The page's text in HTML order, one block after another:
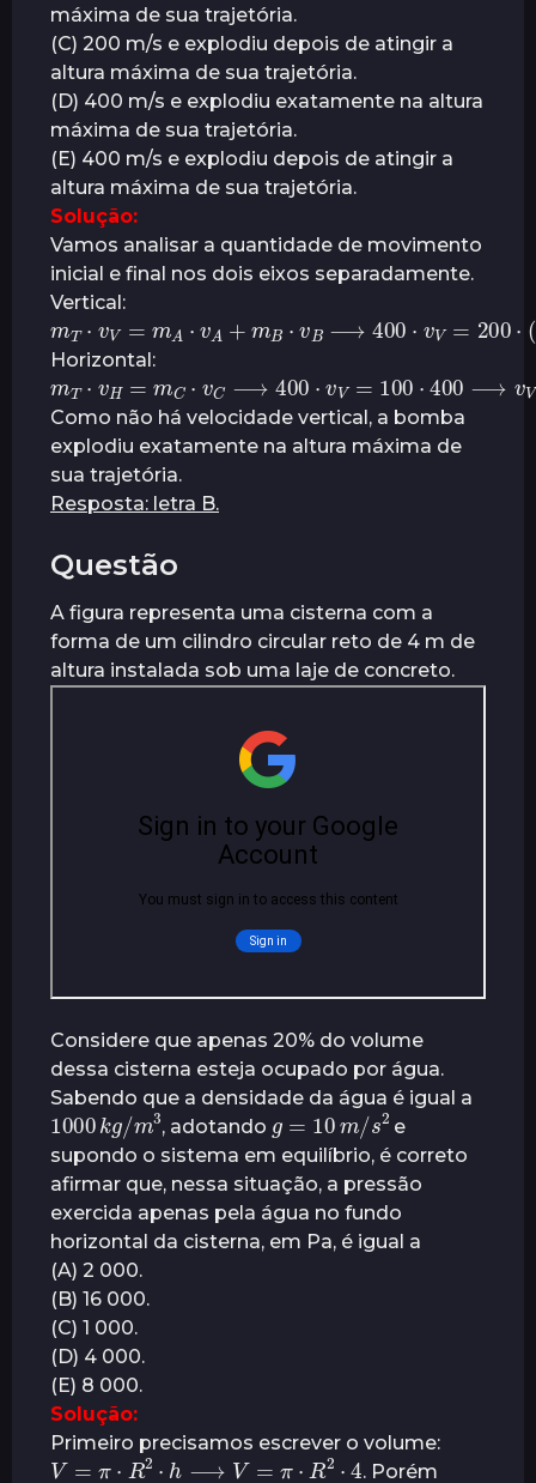
máxima de sua trajetória.
(C) 200 m/s e explodiu depois de atingir a
altura máxima de sua trajetória.
(D) 400 m/s e explodiu exatamente na altura
máxima de sua trajetória.
(E) 400 m/s e explodiu depois de atingir a
altura máxima de sua trajetória.
Solução:
Vamos analisar a quantidade de movimento
inicial e final nos dois eixos separadamente.
Vertical:
mT⋅ 400 200 (
Horizontal:
mT⋅vH= 400 100 400
Como não há velocidade vertical, a bomba
explodiu exatamente na altura máxima de
sua trajetória.
Resposta: letra B.
Questão
A figura representa uma cisterna com a
forma de um cilindro circular reto de 4 m de
altura instalada sob uma laje de concreto.
Considere que apenas 20% do volume
dessa cisterna esteja ocupado por água.
Sabendo que a densidade da água é igual a
1000kg/
m3
, adotando
g= 10m/s2
e
supondo o sistema em equilíbrio, é correto
afirmar que, nessa situação, a pressão
exercida apenas pela água no fundo
horizontal da cisterna, em Pa, é igual a
(A) 2 000.
(B) 16 000.
(C) 1 000.
(D) 4 000.
(E) 8 000.
Solução:
Primeiro precisamos escrever o volume:
V=π⋅R2⋅h⟶ V= π⋅R2⋅4
. Porém